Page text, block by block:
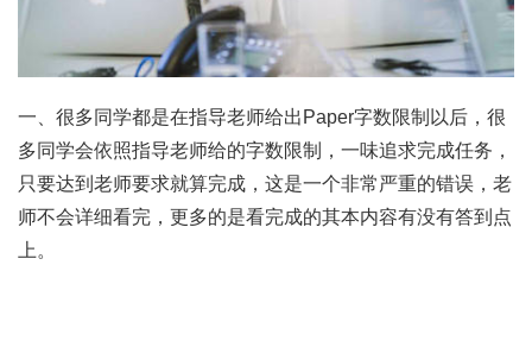
一、很多同学都是在指导老师给出Paper字数限制以后，很
多同学会依照指导老师给的字数限制，一味追求完成任务，
只要达到老师要求就算完成，这是一个非常严重的错误，老
师不会详细看完，更多的是看完成的其本内容有没有答到点
上。